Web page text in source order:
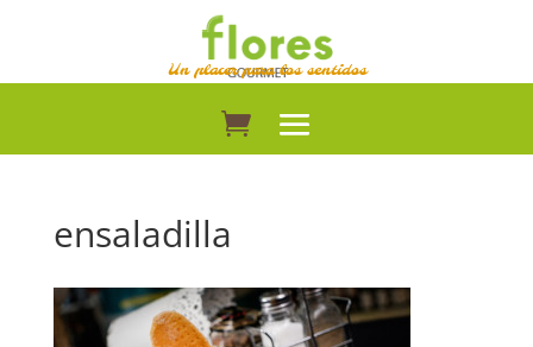
Un placer para los sentidos
ensaladilla